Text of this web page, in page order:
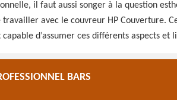
il faut aussi songer à la question
travailler avec le couvreur HP Couverture.
capable d’assumer ces différents aspects
BARS